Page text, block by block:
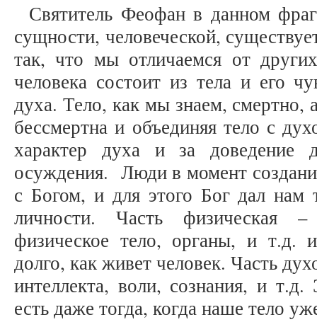
Святитель Феофан в данном
сущности, человеческой,
так, что мы отличаемся от
человека состоит из тела и его
духа. Тело, как мы знаем, смертно,
бессмертна и объединяя тело с
характер духа и за
осуждения. Люди в момент
с Богом, и для этого Бог дал нам
личности. Часть физическая
физическое тело, органы, и т.д.
долго, как живет человек. Часть
интеллекта, воли, сознания, и
есть даже тогда, когда наше тело